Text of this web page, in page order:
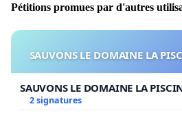
Pétitions promues par d'autres
SAUVONS LE DOMAINE LA
SAUVONS LE DOMAINE LA
2 signatures